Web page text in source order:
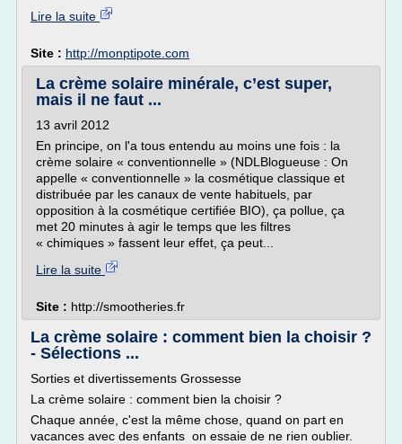
Lire la suite
Site : http://monptipote.com
La crème solaire minérale, c’est super,
mais il ne faut ...
13 avril 2012
En principe, on l'a tous entendu au moins une fois : la
crème solaire « conventionnelle » (NDLBlogueuse : On
appelle « conventionnelle » la cosmétique classique et
distribuée par les canaux de vente habituels, par
opposition à la cosmétique certifiée BIO), ça pollue, ça
met 20 minutes à agir le temps que les filtres
« chimiques » fassent leur effet, ça peut...
Lire la suite
Site : http://smootheries.fr
La crème solaire : comment bien la choisir ?
- Sélections ...
Sorties et divertissements Grossesse
La crème solaire : comment bien la choisir ?
Chaque année, c'est la même chose, quand on part en
vacances avec des enfants on essaie de ne rien oublier.